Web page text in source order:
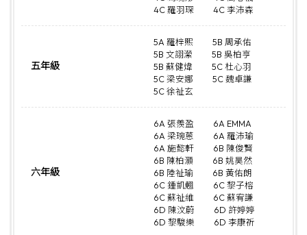
4C 羅羽琛
4C 李沛森
五年級
5A 羅梓熙
5B 周承佑
5B 文詡瀠
5B 吳柏亨
5B 蘇健煒
5C 杜心羽
5C 梁安娜
5C 魏卓謙
5C 徐祉玄
六年級
6A 張羨盈
6A EMMA
6A 梁琬蒽
6A 羅沛瑜
6A 施懿軒
6B 陳俊賢
6B 陳柏灝
6B 姚昊然
6B 陸祉瑜
6B 黃佑朗
6C 鍾凱翹
6C 黎子榕
6C 蘇祉維
6C 蘇宥謙
6D 陳汶蔚
6D 許婷婷
6D 黎駿樂
6D 李康祈